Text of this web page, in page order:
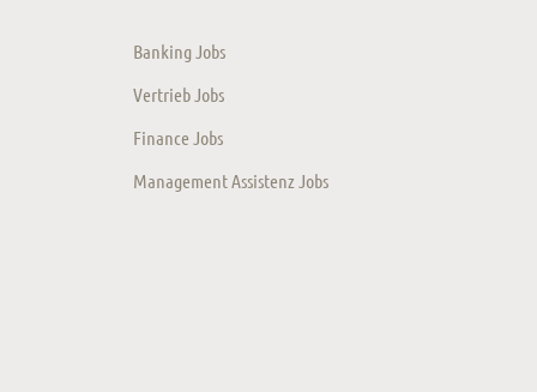
Banking Jobs
Vertrieb Jobs
Finance Jobs
Management Assistenz Jobs